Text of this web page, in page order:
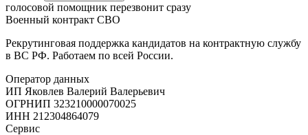
голосовой помощник перезвонит сразу
Военный контракт СВО
Рекрутинговая поддержка кандидатов на контрактную службу
в ВС РФ. Работаем по всей России.
Оператор данных
ИП Яковлев Валерий Валерьевич
ОГРНИП 323210000070025
ИНН 212304864079
Сервис